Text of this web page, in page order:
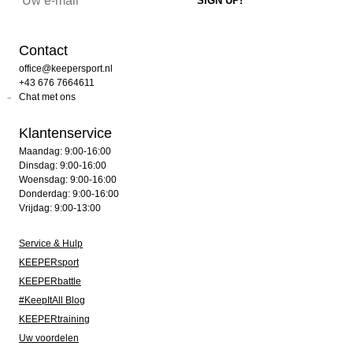
Contact
office@keepersport.nl
+43 676 7664611
Chat met ons
Klantenservice
Maandag: 9:00-16:00
Dinsdag: 9:00-16:00
Woensdag: 9:00-16:00
Donderdag: 9:00-16:00
Vrijdag: 9:00-13:00
Service & Hulp
KEEPERsport
KEEPERbattle
#KeepItAll Blog
KEEPERtraining
Uw voordelen